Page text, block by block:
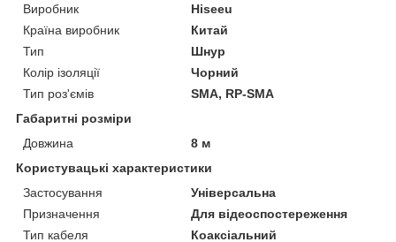
Виробник
Hiseeu
Країна виробник
Китай
Тип
Шнур
Колір ізоляції
Чорний
Тип роз'ємів
SMA, RP-SMA
Габаритні розміри
Довжина
8 м
Користувацькі характеристики
Застосування
Універсальна
Призначення
Для відеоспостереження
Тип кабеля
Коаксіальний